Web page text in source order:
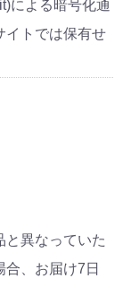
による暗号化通
イトでは保有せ
と異なっていた
、お届け7日